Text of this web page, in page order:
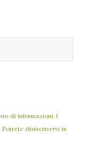
di informazioni. I
disiscrivervi in